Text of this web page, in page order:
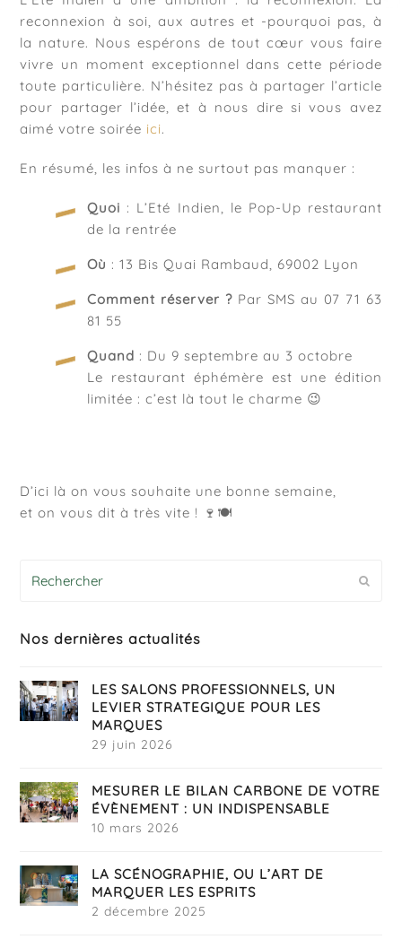
reconnexion à soi, aux autres et -pourquoi pas, à
la nature. Nous espérons de tout cœur vous faire
vivre un moment exceptionnel dans cette période
toute particulière. N’hésitez pas à partager l’article
pour partager l’idée, et à nous dire si vous avez
aimé votre soirée ici.
En résumé, les infos à ne surtout pas manquer :
Quoi : L’Eté Indien, le Pop-Up restaurant
de la rentrée
Où : 13 Bis Quai Rambaud, 69002 Lyon
Comment réserver ? Par SMS au 07 71 63
81 55
Quand : Du 9 septembre au 3 octobre
Le restaurant éphémère est une édition
limitée : c’est là tout le charme 😉
D’ici là on vous souhaite une bonne semaine,
et on vous dit à très vite ! 🍷🍽️
Nos dernières actualités
LES SALONS PROFESSIONNELS, UN
LEVIER STRATEGIQUE POUR LES
MARQUES
29 juin 2026
MESURER LE BILAN CARBONE DE VOTRE
ÉVÈNEMENT : UN INDISPENSABLE
10 mars 2026
LA SCÉNOGRAPHIE, OU L’ART DE
MARQUER LES ESPRITS
2 décembre 2025